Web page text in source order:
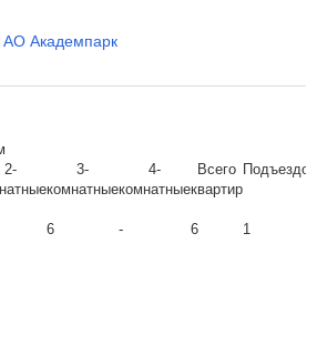
АО Академпарк
2-
3-
комнатные
4-
комнатные
Всего
квартир
Подъездов
6 - 6 1